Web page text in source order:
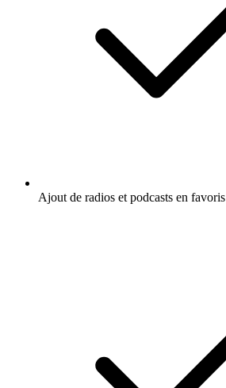
Ajout de radios et podcasts en favoris